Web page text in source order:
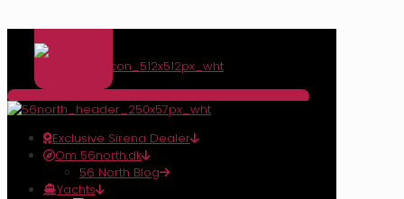
Exclusive Sirena Dealer
Om 56north.dk
56 North Blog
Yachts